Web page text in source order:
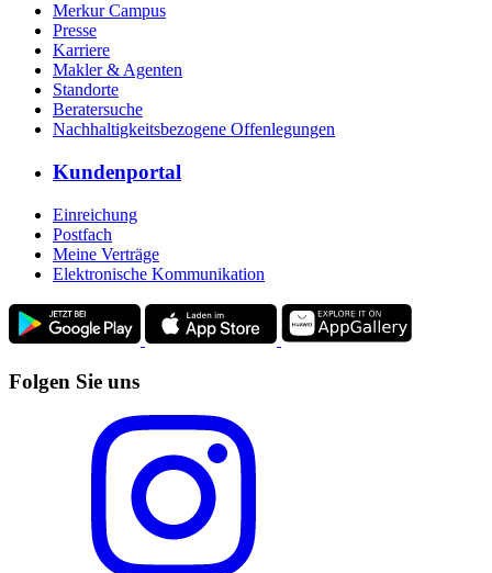
Merkur Campus
Presse
Karriere
Makler & Agenten
Standorte
Beratersuche
Nachhaltigkeitsbezogene Offenlegungen
Kundenportal
Einreichung
Postfach
Meine Verträge
Elektronische Kommunikation
Folgen Sie uns